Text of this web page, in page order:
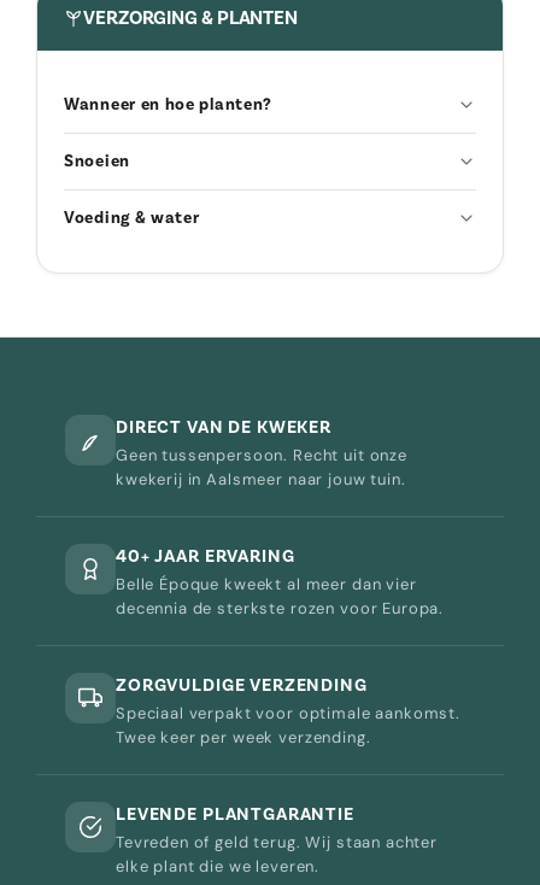
VERZORGING & PLANTEN
Wanneer en hoe planten?
Snoeien
Voeding & water
DIRECT VAN DE KWEKER
Geen tussenpersoon. Recht uit onze
kwekerij in Aalsmeer naar jouw tuin.
40+ JAAR ERVARING
Belle Époque kweekt al meer dan vier
decennia de sterkste rozen voor Europa.
ZORGVULDIGE VERZENDING
Speciaal verpakt voor optimale aankomst.
Twee keer per week verzending.
LEVENDE PLANTGARANTIE
Tevreden of geld terug. Wij staan achter
elke plant die we leveren.